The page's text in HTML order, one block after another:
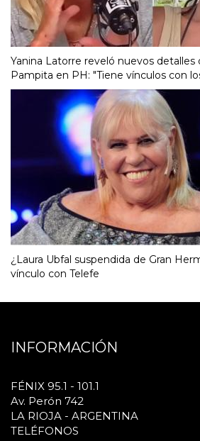
Yanina Latorre reveló nuevos detalles
Pampita en PH: "Tiene vínculos con
¿Laura Ubfal suspendida de Gran
vínculo con Telefe
INFORMACIÓN
FÉNIX 95.1 - 101.1
Av. Perón 742
LA RIOJA - ARGENTINA
TELÉFONOS